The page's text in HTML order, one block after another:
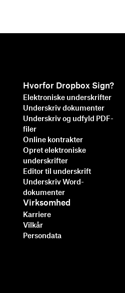
Hvorfor Dropbox Sign?
Elektroniske underskrifter
Underskriv dokumenter
Underskriv og udfyld PDF-
filer
Online kontrakter
Opret elektroniske
underskrifter
Editor til underskrift
Underskriv Word-
dokumenter
Virksomhed
Karriere
Vilkår
Persondata